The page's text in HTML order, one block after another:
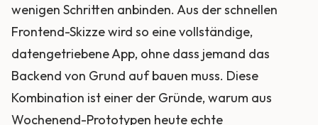
wenigen Schritten anbinden. Aus der schnellen
Frontend-Skizze wird so eine vollständige,
datengetriebene App, ohne dass jemand das
Backend von Grund auf bauen muss. Diese
Kombination ist einer der Gründe, warum aus
Wochenend-Prototypen heute echte